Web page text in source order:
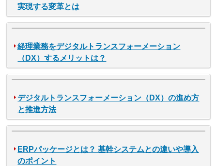
実現する変革とは
経理業務をデジタルトランスフォーメーション
（DX）するメリットは？
デジタルトランスフォーメーション（DX）の進め方
と推進方法
ERPパッケージとは？ 基幹システムとの違いや導入
のポイント